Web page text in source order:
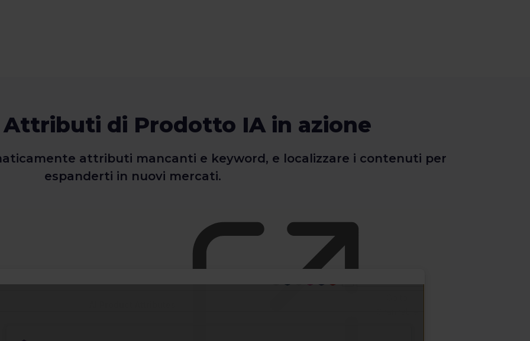
Attributi di Prodotto IA in azione
attributi mancanti e keyword, e localizzare i contenuti per
espanderti in nuovi mercati.